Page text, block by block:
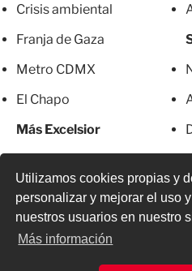
Utilizamos cookies propias y
personalizar y mejorar el uso
nuestros usuarios en nuestro
Más información
Crisis ambiental
Franja de Gaza
Metro CDMX
El Chapo
Más Excelsior
© 2026 Todos los derechos
o parcial, incluyendo